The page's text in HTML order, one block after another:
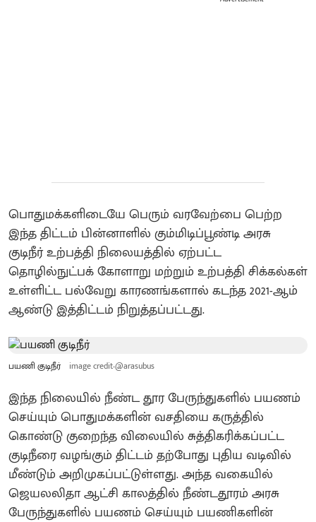
பொதுமக்களிடையே பெரும் வரவேற்பை பெற்ற
இந்த திட்டம் பின்னாளில் கும்மிடிப்பூண்டி அரசு
குடிநீர் உற்பத்தி நிலையத்தில் ஏற்பட்ட
தொழில்நுட்பக் கோளாறு மற்றும் உற்பத்தி சிக்கல்கள்
உள்ளிட்ட பல்வேறு காரணங்களால் கடந்த 2021-ஆம்
ஆண்டு இத்திட்டம் நிறுத்தப்பட்டது.
பயணி குடிநீர் image credit-@arasubus
இந்த நிலையில் நீண்ட தூர பேருந்துகளில் பயணம்
செய்யும் பொதுமக்களின் வசதியை கருத்தில்
கொண்டு குறைந்த விலையில் சுத்திகரிக்கப்பட்ட
குடிநீரை வழங்கும் திட்டம் தற்போது புதிய வடிவில்
மீண்டும் அறிமுகப்பட்டுள்ளது. அந்த வகையில்
ஜெயலலிதா ஆட்சி காலத்தில் நீண்டதூரம் அரசு
பேருந்துகளில் பயணம் செய்யும் பயணிகளின்